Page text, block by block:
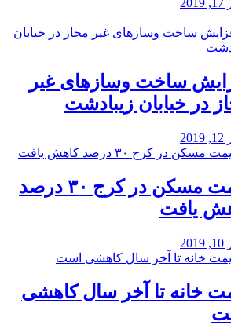
ساخت وسازهای غیر
در خیابان زیبادشت
️قیمت مسکن در کرج ۳۰ درصد
یافت
خانه تا آخر سال کاهشی